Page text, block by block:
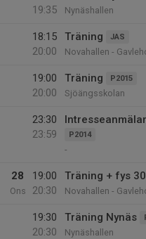
19:35
Nynäshallen
18:15
20:00
Träning JAS
Novahallen -
19:00
20:00
Träning P2015
Sjöängsskolan
23:30
23:59
P2014
-
28
Ons
19:00
20:30
Träning + fys
Novahallen -
19:30
20:30
Träning Nynäs
Nynäshallen